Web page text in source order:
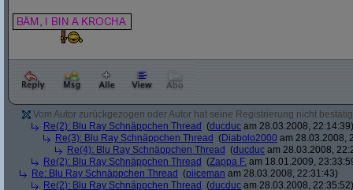
Vom Autor zurückgezogen oder Autor hat seine Registrierung nicht
Re(2): Blu Ray Schnäppchen Thread (ducduc am 28.03.2008, 22:14:39)
Re(3): Blu Ray Schnäppchen Thread (Diabolo2000 am 28.03.2008,
Re(4): Blu Ray Schnäppchen Thread (ducduc am 28.03.2008,
Re(2): Blu Ray Schnäppchen Thread (Zappa F. am 18.01.2009,
Re: Blu Ray Schnäppchen Thread (piiceman am 28.03.2008, 22:31:43)
Re(2): Blu Ray Schnäppchen Thread (ducduc am 28.03.2008, 22:35:52)